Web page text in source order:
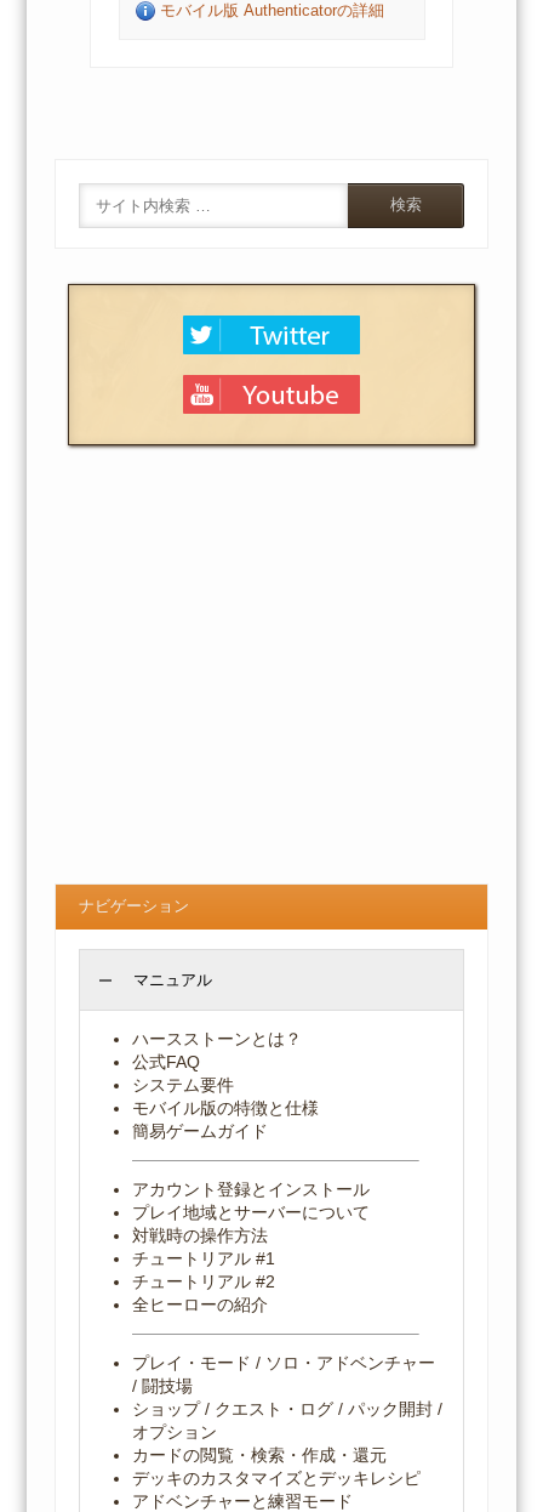
モバイル版 Authenticatorの詳細
ナビゲーション
マニュアル
ハースストーンとは？
公式FAQ
システム要件
モバイル版の特徴と仕様
簡易ゲームガイド
アカウント登録とインストール
プレイ地域とサーバーについて
対戦時の操作方法
チュートリアル #1
チュートリアル #2
全ヒーローの紹介
プレイ・モード / ソロ・アドベンチャー
/ 闘技場
ショップ / クエスト・ログ / パック開封 /
オプション
カードの閲覧・検索・作成・還元
デッキのカスタマイズとデッキレシピ
アドベンチャーと練習モード